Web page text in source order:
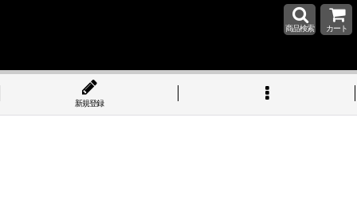
商品検索 カート
新規登録